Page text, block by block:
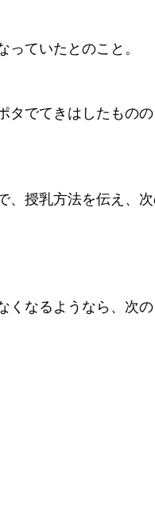
ていたとのこと。
タでてきはしたもの
、授乳方法を伝え、
くなるようなら、次